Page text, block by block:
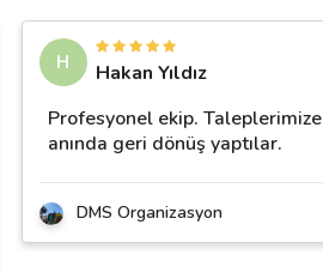
H
Hakan Yıldız
Profesyonel ekip. Taleplerimize
anında geri dönüş yaptılar.
DMS Organizasyon